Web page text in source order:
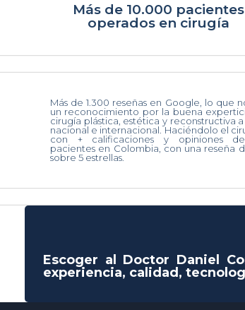
Más de 10.000 pacientes
operados en cirugía
Más de 1.300 reseñas en Google, lo que
un reconocimiento por la buena
cirugía plástica, estética y reconstructiva
nacional e internacional. Haciéndolo el
con + calificaciones y opiniones
pacientes en Colombia, con una reseña
sobre 5 estrellas.
Escoger al Doctor Daniel
experiencia, calidad,